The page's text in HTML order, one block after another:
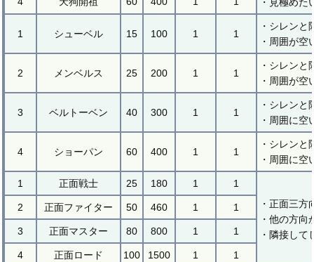
・見極めた
1 シューベル 15 100 1 1
・シレン
・周囲が
2 メンベルス 25 200 1 1
・シレン
・周囲が
3 ベルトーベン 40 300 1 1
・シレン
・周囲に
4 ショーパン 60 400 1 1
・シレン
・周囲に
1 正面戦士 25 180 1
1
・正面三
・他の方
・隣接し
2 正面ファイター 50 460 1 1
3 正面マスター 80 800 1 1
4 正面ロード 100 1500 1 1